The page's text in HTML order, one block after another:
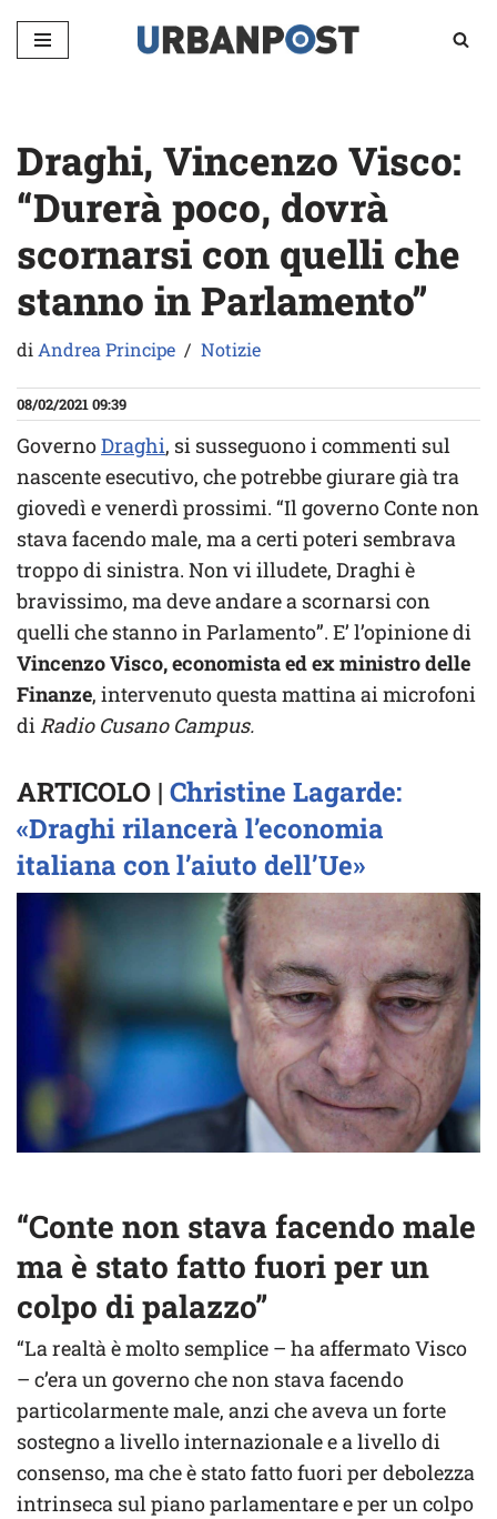
Vai
Draghi, Vincenzo Visco:
“Durerà poco, dovrà
scornarsi con quelli che
stanno in Parlamento”
diAndrea Principe Notizie
08/02/2021 09:39
GovernoDraghi, si susseguono i commenti sul
nascente esecutivo, che potrebbe giurare già tra
giovedì e venerdì prossimi. “Il governo Conte non
stava facendo male, ma a certi poteri sembrava
troppo di sinistra. Non vi illudete, Draghi è
bravissimo, ma deve andare a scornarsi con
quelli che stanno in Parlamento”. E’ l’opinione di
Vincenzo Visco, economista ed ex ministro delle
Finanze, intervenuto questa mattina ai microfoni
diRadio Cusano Campus.
ARTICOLO | Christine Lagarde:
«Draghi rilancerà l’economia
italiana con l’aiuto dell’Ue»
“Conte non stava facendo male
ma è stato fatto fuori per un
colpo di palazzo”
“La realtà è molto semplice – ha affermato Visco
– c’era un governo che non stava facendo
particolarmente male, anzi che aveva un forte
sostegno a livello internazionale e a livello di
consenso, ma che è stato fatto fuori per debolezza
intrinseca sul piano parlamentare e per un colpo